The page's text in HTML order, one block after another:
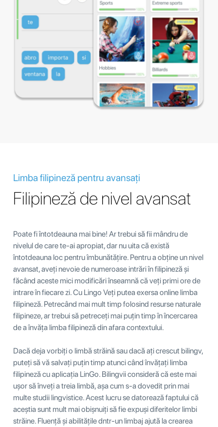
Limba filipineză pentru avansați
Filipineză de nivel avansat
Poate fi întotdeauna mai bine! Ar trebui să fii mândru de
nivelul de care te-ai apropiat, dar nu uita că există
întotdeauna loc pentru îmbunătățire. Pentru a obține un nivel
avansat, aveți nevoie de numeroase intrări în filipineză și
făcând aceste mici modificări înseamnă că veți primi ore de
intrare în fiecare zi. Cu Lingo Veți putea exersa online limba
filipineză. Petrecând mai mult timp folosind resurse naturale
filipineze, ar trebui să petreceți mai puțin timp în încercarea
de a învăța limba filipineză din afara contextului.
Dacă deja vorbiți o limbă străină sau dacă ați crescut bilingv,
puteți să vă salvați puțin timp atunci când învățați limba
filipineză cu aplicația LinGo. Bilingvii consideră că este mai
ușor să înveți a treia limbă, așa cum s-a dovedit prin mai
multe studii lingvistice. Acest lucru se datorează faptului că
aceștia sunt mult mai obișnuiți să fie expuși diferitelor limbi
străine. Fluență și abilitățile dntr-un limbaj ajută la crearea